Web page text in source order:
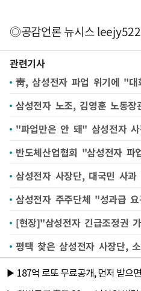
◎공감언론 뉴시스
관련기사
삼성전자 노조, 김영훈 노동